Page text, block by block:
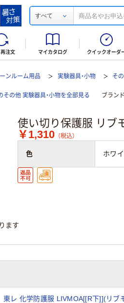
すべて
再注文 マイカタログ クイックオーダ
ンルーム用品 実験器具・小物 そ
その他 実験器具・小物を全部見る ブランド
使い切り保護服 リブ
￥1,310 （税込）
色 ホワ
ます
東レ 化学防護服 LIVMOA[[R下]](リ